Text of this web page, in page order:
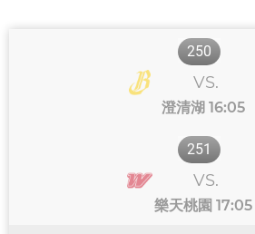
250
VS.
澄清湖 16:05
251
VS.
樂天桃園 17:05